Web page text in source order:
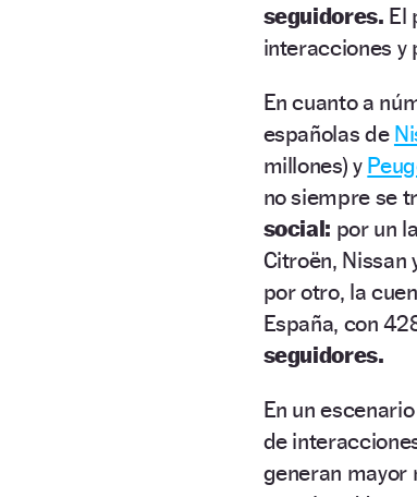
seguidores. El
interacciones y
En cuanto a
españolas de
millones) y
no siempre se
social: por un
Citroën, Nissan
por otro, la
España, con
seguidores.
En un
de
generan mayor